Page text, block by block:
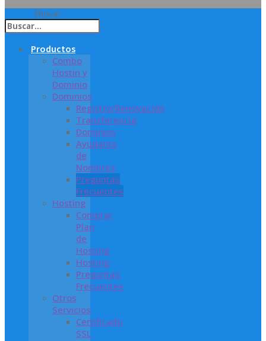
Buscar
Productos
Combo
Hostin y
Dominio
Dominios
Registro/Renovación
Transferencia
Dominios
Ayudante
de
Nombres
Preguntas
Frecuentes
Hosting
Comprar
Plan
de
Hosting
Hosting
Preguntas
Frecuentes
Otros
Servicios
Certificado
SSL